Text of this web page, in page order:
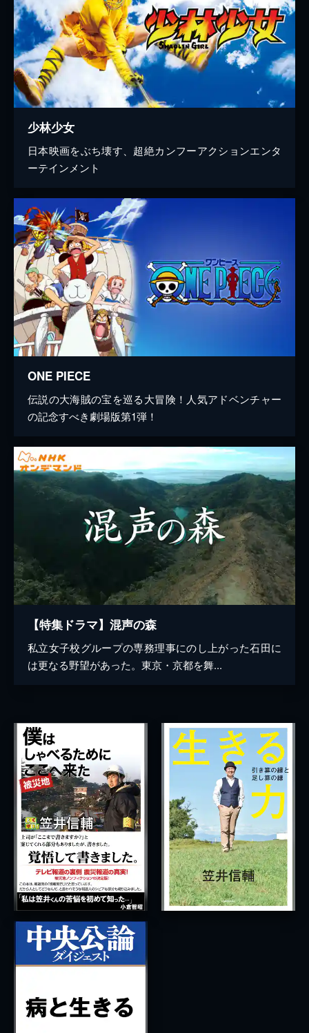
少林少女
日本映画をぶち壊す、超絶カンフーアクションエンタ
ーテインメント
ONE PIECE
伝説の大海賊の宝を巡る大冒険！人気アドベンチャー
の記念すべき劇場版第1弾！
【特集ドラマ】混声の森
私立女子校グループの専務理事にのし上がった石田に
は更なる野望があった。東京・京都を舞...